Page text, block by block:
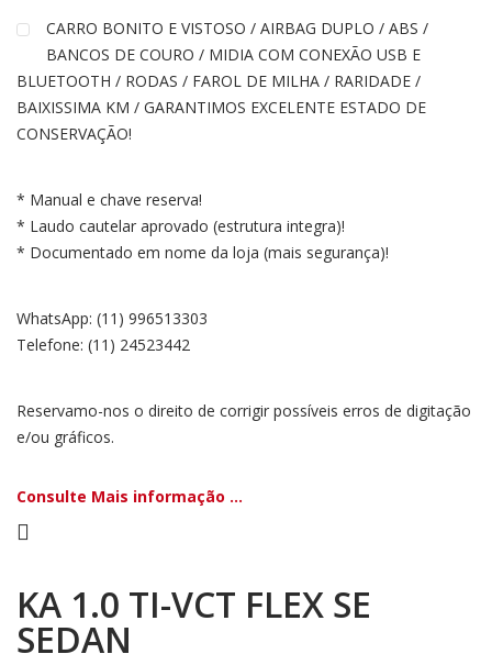
CARRO BONITO E VISTOSO / AIRBAG DUPLO / ABS /
BANCOS DE COURO / MIDIA COM CONEXÃO USB E
BLUETOOTH / RODAS / FAROL DE MILHA / RARIDADE /
BAIXISSIMA KM / GARANTIMOS EXCELENTE ESTADO DE
CONSERVAÇÃO!
* Manual e chave reserva!
* Laudo cautelar aprovado (estrutura integra)!
* Documentado em nome da loja (mais segurança)!
WhatsApp: (11) 996513303
Telefone: (11) 24523442
Reservamo-nos o direito de corrigir possíveis erros de digitação
e/ou gráficos.
Consulte Mais informação ...
KA 1.0 TI-VCT FLEX SE
SEDAN